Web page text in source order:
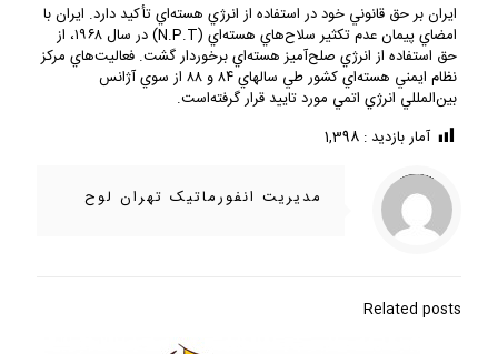
ايران بر حق قانوني خود در استفاده از انرژي هسته‌اي تأكيد دارد. ايران با
امضاي پيمان عدم تكثير سلاح‌هاي هسته‌اي (N.P.T) در سال ۱۹۶۸، از
حق استفاده از انرژي صلح‌آميز هسته‌اي برخوردار گشت. فعاليت‌هاي مركز
نظام ايمني هسته‌اي كشور طي سالهاي ۸۴ و ۸۸ از سوي آژانس
بين‌المللي انرژي اتمي مورد تاييد قرار گرفته‌است.
آمار بازدید : 1,398
Warning
/home/ifapasar/tehranloh1.ir/wp-content/themes/betheme-2196/includes/content-single.php
on line
286
مدیریت انفورماتیک تهران لوح
Related posts